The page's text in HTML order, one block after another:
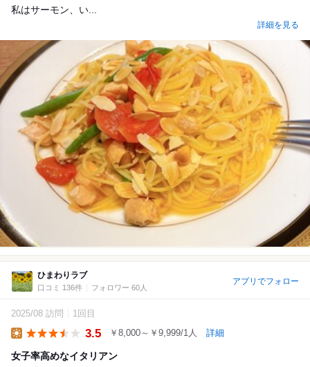
私はサーモン、い...
詳細を見る
ひまわりラブ
口コミ 136件 フォロワー 60人
アプリでフォロー
2025/08 訪問 1回目
3.5 ￥8,000～￥9,999/1人 詳細
女子率高めなイタリアン